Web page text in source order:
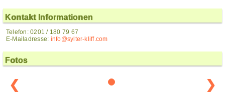
Kontakt Informationen
Telefon: 0201 / 180 79 67
E-Mailadresse: info@sylter-kliff.com
Fotos
❮ ❯